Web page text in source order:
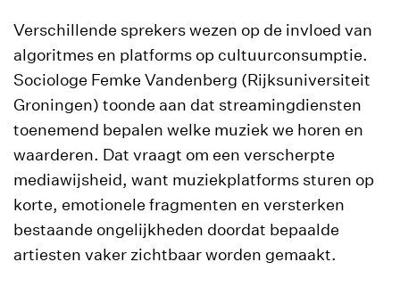
Verschillende sprekers wezen op de invloed van
algoritmes en platforms op cultuurconsumptie.
Sociologe Femke Vandenberg (Rijksuniversiteit
Groningen) toonde aan dat streamingdiensten
toenemend bepalen welke muziek we horen en
waarderen. Dat vraagt om een verscherpte
mediawijsheid, want muziekplatforms sturen op
korte, emotionele fragmenten en versterken
bestaande ongelijkheden doordat bepaalde
artiesten vaker zichtbaar worden gemaakt.